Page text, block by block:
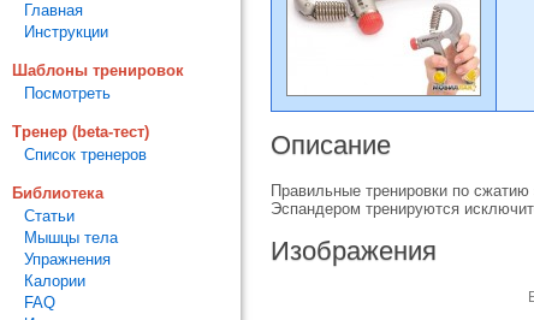
Описание
Правильные тренировки по
Эспандером тренируются
Изображения
Главная
Инструкции
Шаблоны тренировок
Посмотреть
Тренер (beta-тест)
Список тренеров
Библиотека
Статьи
Мышцы тела
Упражнения
Калории
FAQ